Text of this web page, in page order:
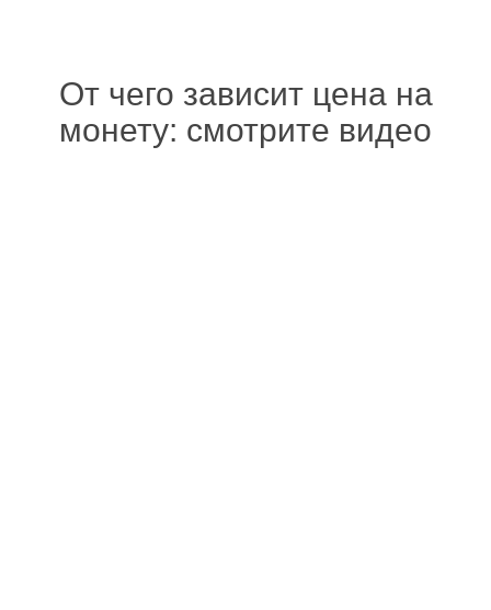
От чего зависит цена на
монету: смотрите видео